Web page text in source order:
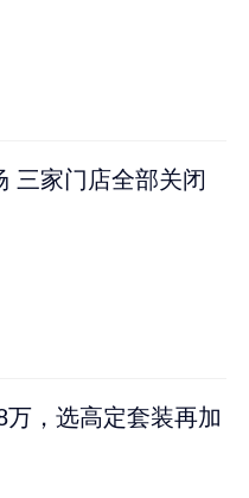
三家门店全部关闭
，选高定套装再加